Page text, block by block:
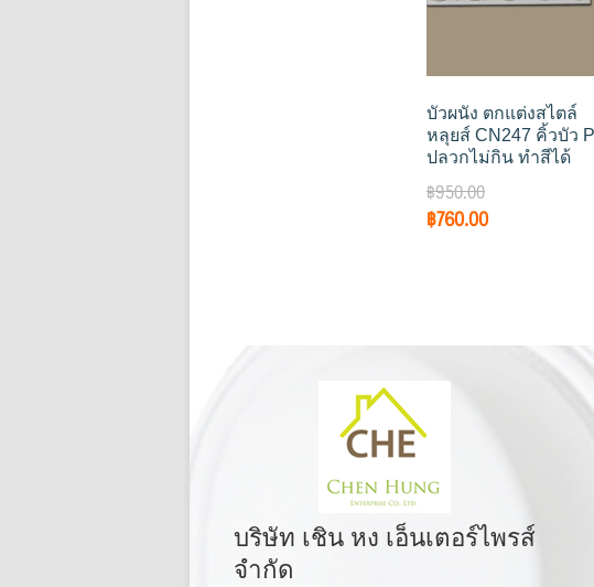
บัวผนัง ตกแต่งสไตล์
หลุยส์ CN247 คิ้วบัว
ปลวกไม่กิน ทำสีได้
฿950.00
Original
฿760.00Current
บริษัท เชิน หง เอ็นเตอร์ไพรส์
จำกัด